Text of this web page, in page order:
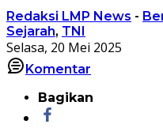
Redaksi LMP News -
Sejarah, TNI
Selasa, 20 Mei 2025
Komentar
Bagikan